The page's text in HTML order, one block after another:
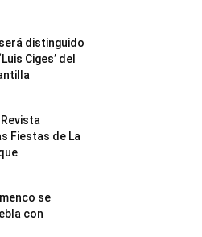
distinguido
Ciges’ del
Fiestas de La
se
con